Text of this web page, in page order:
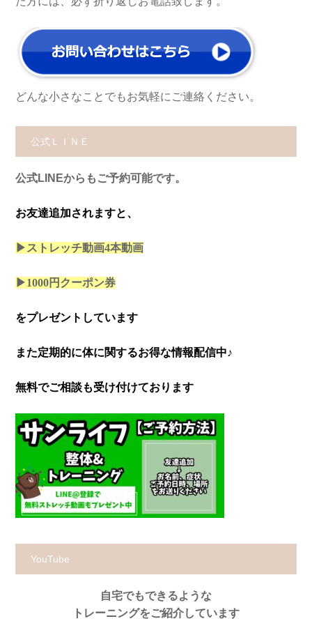
どんな小さなことでもお気軽にご連絡ください。
公式ＬＩＮＥ
公式LINEからもご予約可能です。
お友達追加されますと、
▶ストレッチ動画4本動画
▶1000円クーポン券
をプレゼントしています
また定期的に体に関するお得な情報配信中♪
無料でご相談も受け付けております
YouTube
自宅でもできるような
トレーニングをご紹介しています